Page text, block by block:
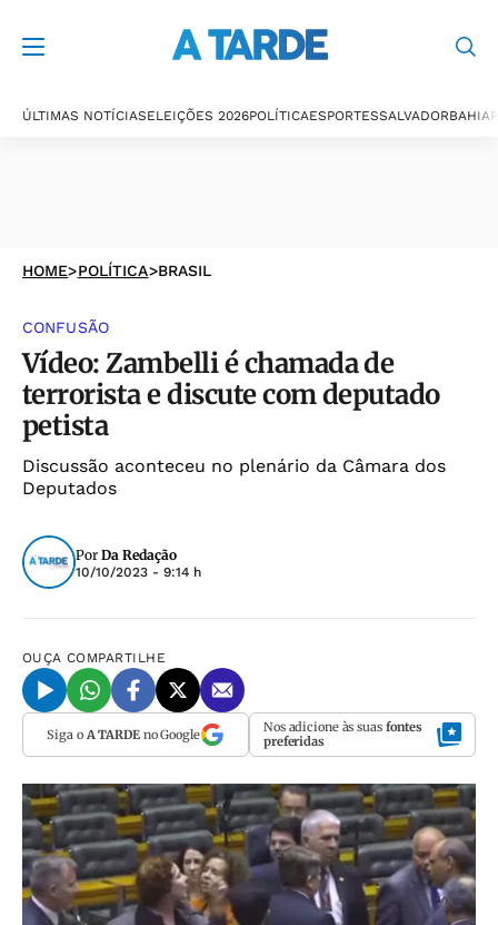
ÚLTIMAS NOTÍCIASELEIÇÕES 2026POLÍTICAESPORTESSALVADORBAHIA
HOME>POLÍTICA>BRASIL
CONFUSÃO
Vídeo: Zambelli é chamada de
terrorista e discute com deputado
petista
Discussão aconteceu no plenário da Câmara dos
Deputados
Por Da Redação
10/10/2023 - 9:14 h
OUÇA COMPARTILHE
Siga o A TARDEno Google Nos adicione às suas fontes
preferidas